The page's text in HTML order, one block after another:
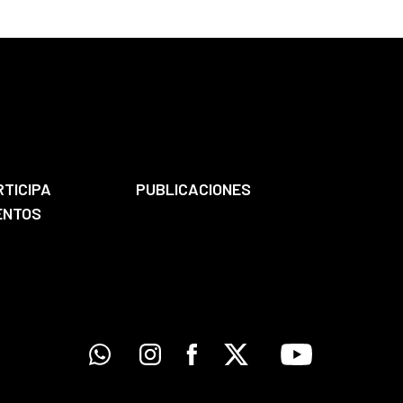
PUBLICACIONES
WhatsappInstagramFacebook
X Youtube